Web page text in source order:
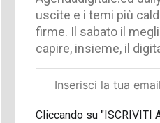
uscite e i temi più
firme. Il sabato il
capire, insieme, il
aziendale
Cliccando su "ISCRIVITI